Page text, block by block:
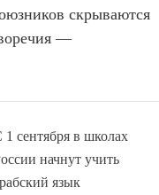
скрываются
—
1 сентября в школах
начнут учить
язык